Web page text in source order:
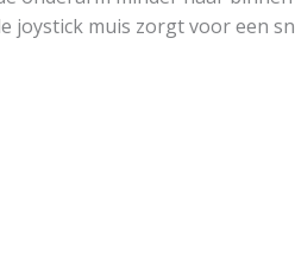
joystick muis zorgt voor een